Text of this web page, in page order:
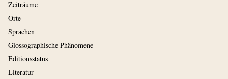
Zeiträume
Orte
Sprachen
Glossographische Phänomene
Editionsstatus
Literatur